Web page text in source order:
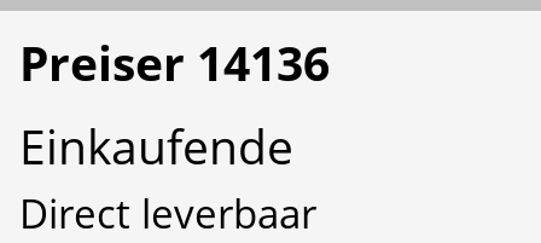
Preiser 14136
Einkaufende
Direct leverbaar